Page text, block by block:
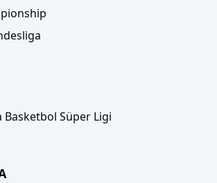
Süper Ligi